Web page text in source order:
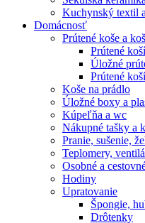
Kuchynský textil
Domácnosť
Prútené koše a
Prútené
Úložné
Prútené
Koše na prádlo
Úložné boxy a
Kúpeľňa a wc
Nákupné tašky a
Pranie, sušenie,
Teplomery,
Osobné a
Hodiny
Upratovanie
Špongie,
Drôtenky